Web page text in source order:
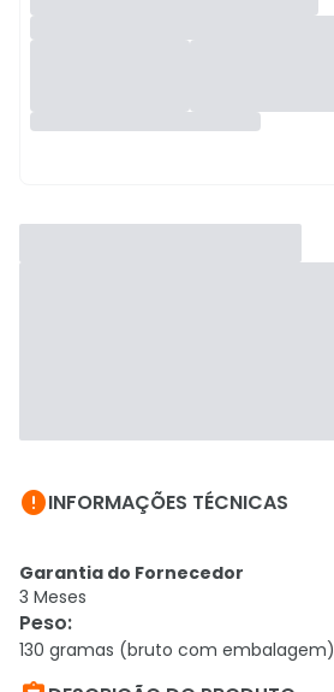
INFORMAÇÕES TÉCNICAS
Garantia do Fornecedor
3 Meses
Peso:
130 gramas (bruto com embalagem)